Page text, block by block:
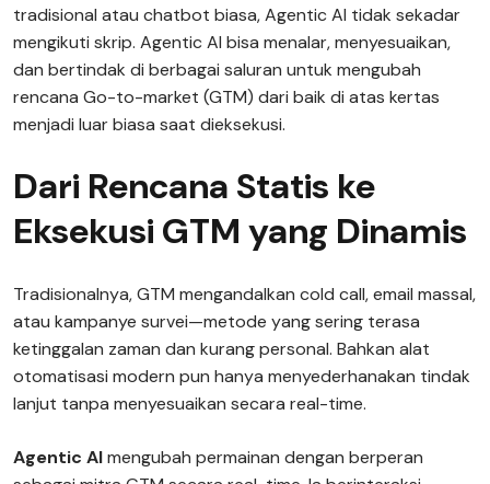
tradisional atau chatbot biasa, Agentic AI tidak sekadar
mengikuti skrip. Agentic AI bisa menalar, menyesuaikan,
dan bertindak di berbagai saluran untuk mengubah
rencana Go-to-market (GTM) dari baik di atas kertas
menjadi luar biasa saat dieksekusi.
Dari Rencana Statis ke
Eksekusi GTM yang Dinamis
Tradisionalnya, GTM mengandalkan cold call, email massal,
atau kampanye survei—metode yang sering terasa
ketinggalan zaman dan kurang personal. Bahkan alat
otomatisasi modern pun hanya menyederhanakan tindak
lanjut tanpa menyesuaikan secara real-time.
Agentic AImengubah permainan dengan berperan